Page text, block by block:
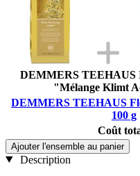
DEMMERS TEEHAUS
"Mélange Klimt
DEMMERS TEEHAUS
100 g
Coût
Ajouter l'ensemble au panier
Description